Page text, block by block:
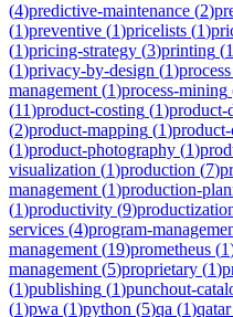
(4)predictive-maintenance (2)
(1)preventive (1)pricelists (1)
(1)pricing-strategy (3)printing (1
(1)privacy-by-design (1)process
management (1)process-mining
(11)product-costing (1)product-
(2)product-mapping (1)
(1)product-photography (1)
visualization (1)production (7)
management (1)production-
(1)productivity (9)
services (4)program-
management (19)prometheus (1
management (5)proprietary (1)
(1)publishing (1)punchout-
(1)pwa (1)python (5)qa (1)qatar